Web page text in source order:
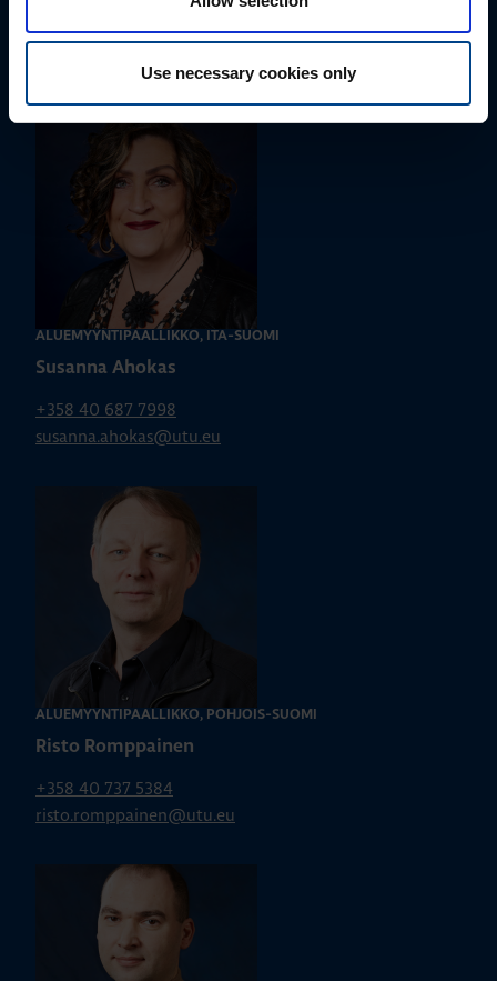
Use necessary cookies only
+358 50 596 7006
ALUEMYYNTIPÄÄLLIKKÖ, ITÄ-SUOMI
Susanna Ahokas
+358 40 687 7998
susanna.ahokas@utu.eu
ALUEMYYNTIPÄÄLLIKKÖ, POHJOIS-SUOMI
Risto Romppainen
+358 40 737 5384
risto.romppainen@utu.eu